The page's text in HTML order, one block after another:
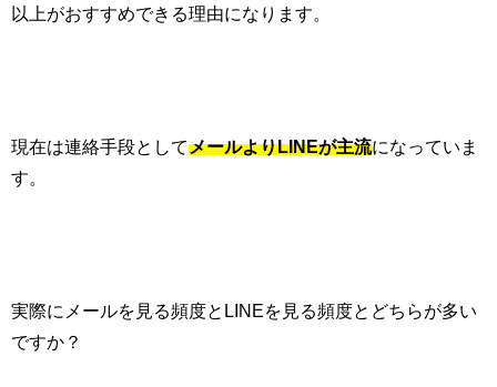
以上がおすすめできる理由になります。
現在は連絡手段としてメールよりLINEが主流になっていま
す。
実際にメールを見る頻度と LINEを見る頻度とどちらが多い
ですか？